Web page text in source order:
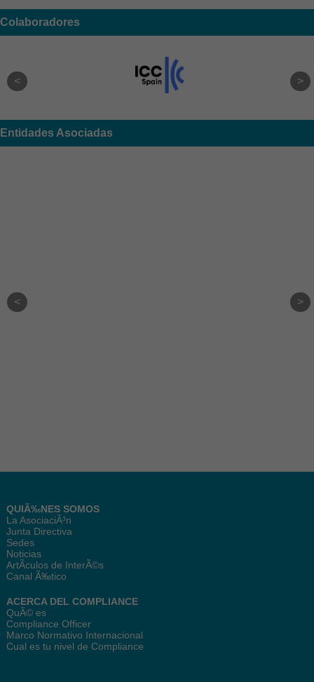
Colaboradores
Entidades Asociadas
QUIÃ‰NES SOMOS
La AsociaciÃ³n
Junta Directiva
Sedes
Noticias
ArtÃ­culos de InterÃ©s
Canal Ã‰tico
ACERCA DEL COMPLIANCE
QuÃ© es
Compliance Officer
Marco Normativo Internacional
Cual es tu nivel de Compliance